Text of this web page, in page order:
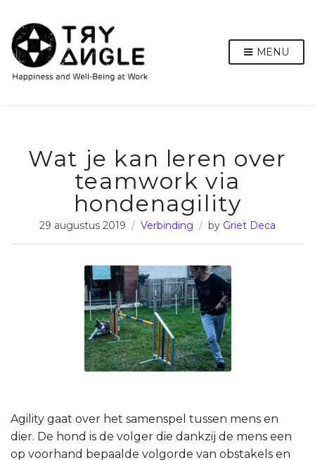
MENU
Wat je kan leren over
teamwork via
hondenagility
29 augustus 2019 Verbinding by Griet Deca
Agility gaat over het samenspel tussen mens en
dier. De hond is de volger die dankzij de mens een
op voorhand bepaalde volgorde van obstakels en